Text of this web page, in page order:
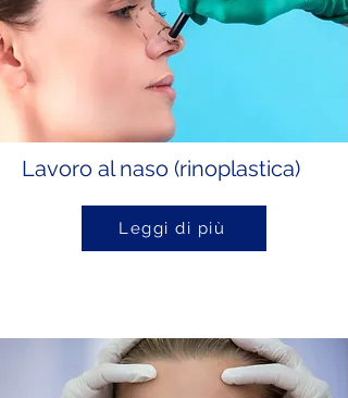
Lavoro al naso (rinoplastica)
Leggi di più